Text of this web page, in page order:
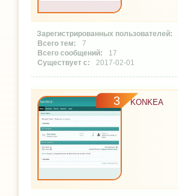
7
17
2017-02-01
3 KONKEA